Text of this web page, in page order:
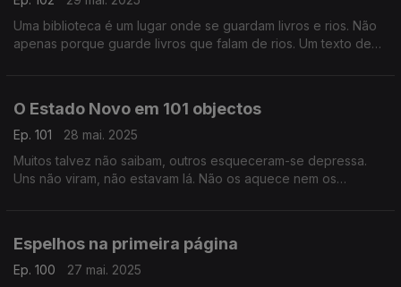
Uma biblioteca é um lugar onde se guardam livros e rios. Não
apenas porque guarde livros que falam de rios. Um texto de
O Estado Novo em 101 objectos
Ep. 101
28 mai. 2025
Muitos talvez não saibam, outros esqueceram-se depressa.
Uns não viram, não estavam lá. Não os aquece nem os
Espelhos na primeira página
Ep. 100
27 mai. 2025